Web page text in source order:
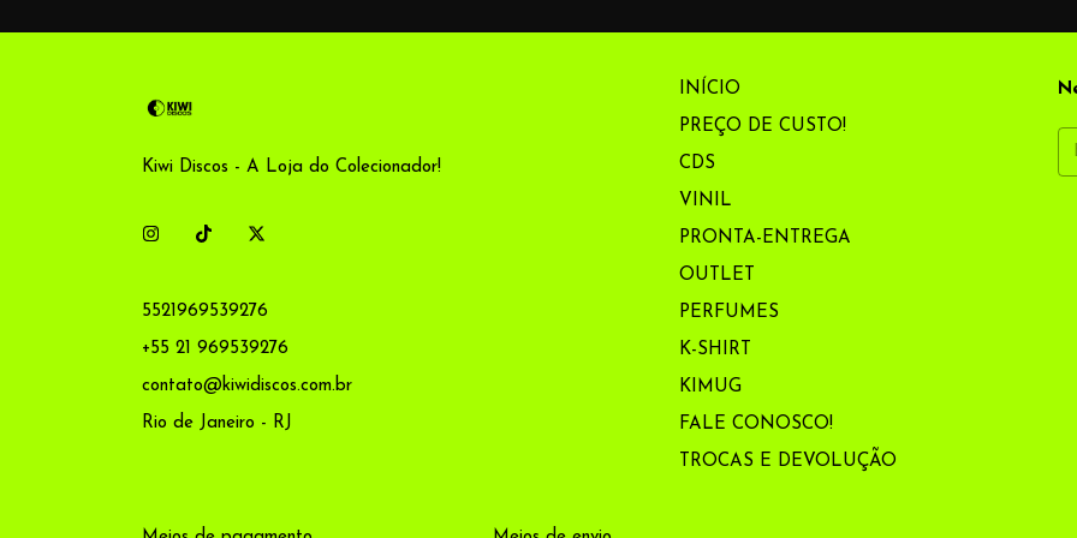
Kiwi Discos - A Loja do Colecionador!
5521969539276
+55 21 969539276
contato@kiwidiscos.com.br
Rio de Janeiro - RJ
INÍCIO
PREÇO DE CUSTO!
CDS
VINIL
PRONTA-ENTREGA
OUTLET
PERFUMES
K-SHIRT
KIMUG
FALE CONOSCO!
TROCAS E DEVOLUÇÃO